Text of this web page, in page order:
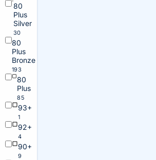
80
Plus
Silver
30
80
Plus
Bronze
193
80
Plus
85
93+
1
92+
4
90+
9